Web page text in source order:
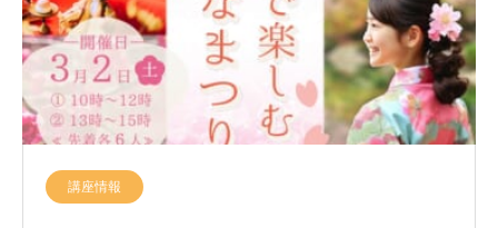
講座情報